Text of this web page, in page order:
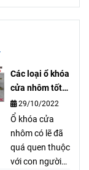
Các loại ổ khóa
cửa nhôm tốt
và hiện đại
nhất
29/10/2022
Ổ khóa cửa
nhôm có lẽ đã
quá quen thuộc
với con người